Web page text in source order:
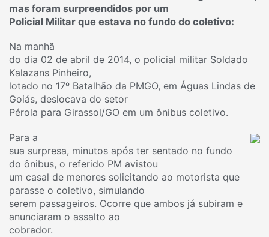
mas foram surpreendidos por um
Policial Militar que estava no fundo do coletivo:
Na manhã
do dia 02 de abril de 2014, o policial militar Soldado
Kalazans Pinheiro,
lotado no 17º Batalhão da PMGO, em Águas Lindas de
Goiás, deslocava do setor
Pérola para Girassol/GO em um ônibus coletivo.
Para a
sua surpresa, minutos após ter sentado no fundo
do ônibus, o referido PM avistou
um casal de menores solicitando ao motorista que
parasse o coletivo, simulando
serem passageiros. Ocorre que ambos já subiram e
anunciaram o assalto ao
cobrador.